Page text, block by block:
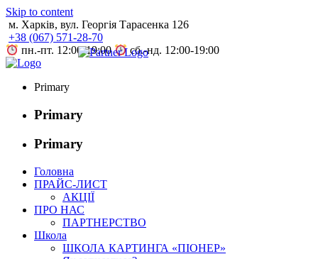
Skip to content
м. Харків, вул. Георгія Тарасенка 126
+38 (067) 571-28-70
пн.-пт. 12:00-19:00
сб.-нд. 12:00-19:00
Primary
Primary
Primary
Головна
ПРАЙС-ЛИСТ
АКЦІЇ
ПРО НАС
ПАРТНЕРСТВО
Школа
ШКОЛА КАРТИНГА «ПІОНЕР»